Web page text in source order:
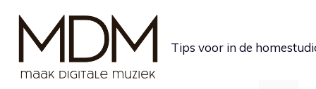
inhoud
Tips voor in de